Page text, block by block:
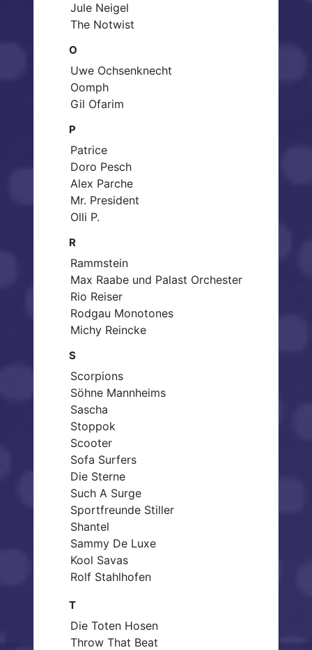
Jule Neigel
The Notwist
O
Uwe Ochsenknecht
Oomph
Gil Ofarim
P
Patrice
Doro Pesch
Alex Parche
Mr. President
Olli P.
R
Rammstein
Max Raabe und Palast Orchester
Rio Reiser
Rodgau Monotones
Michy Reincke
S
Scorpions
Söhne Mannheims
Sascha
Stoppok
Scooter
Sofa Surfers
Die Sterne
Such A Surge
Sportfreunde Stiller
Shantel
Sammy De Luxe
Kool Savas
Rolf Stahlhofen
T
Die Toten Hosen
Throw That Beat